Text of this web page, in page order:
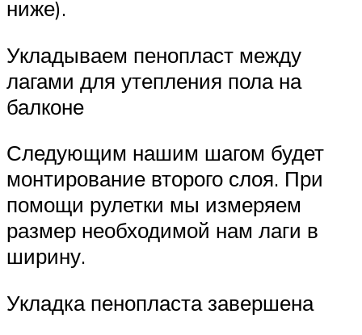
ниже).
Укладываем пенопласт между
лагами для утепления пола на
балконе
Следующим нашим шагом будет
монтирование второго слоя. При
помощи рулетки мы измеряем
размер необходимой нам лаги в
ширину.
Укладка пенопласта завершена